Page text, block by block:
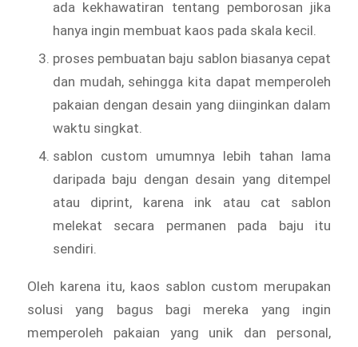
ada kekhawatiran tentang pemborosan jika
hanya ingin membuat kaos pada skala kecil.
proses pembuatan baju sablon biasanya cepat
dan mudah, sehingga kita dapat memperoleh
pakaian dengan desain yang diinginkan dalam
waktu singkat.
sablon custom umumnya lebih tahan lama
daripada baju dengan desain yang ditempel
atau diprint, karena ink atau cat sablon
melekat secara permanen pada baju itu
sendiri.
Oleh karena itu, kaos sablon custom merupakan
solusi yang bagus bagi mereka yang ingin
memperoleh pakaian yang unik dan personal,